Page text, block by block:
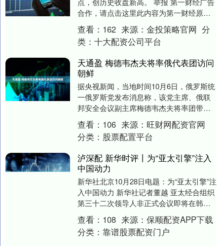
合作，请点击这里此内容为第一财经原
创，著作权归第一财经所有。未经第一
财....
查看： 162 来源： 金投策略官网 分
类： 十大配资公司平台
天通盈 梅德韦杰夫将率俄代表团访问
朝鲜
据央视新闻，当地时间10月6日，俄罗斯统
一俄罗斯党发布消息称，该党主席、俄联
邦安全会议副主席梅德韦杰夫将率团带领
统一俄罗斯党代表团访问朝鲜，参加朝鲜
劳动党建党8....
查看： 106 来源： 旺财网配资官网
分类： 股票配置平台
泸深配 新华时评丨为“亚太引擎”注入
中国动力
新华社北京10月28日电题：为“亚太引擎”注
入中国动力 新华社记者董越 亚太经合组织
第三十二次领导人非正式会议即将在韩国
庆州举行。在全球经济增长乏力、保护主
义逆....
查看： 108 来源： 保顺配资APP下载
分类： 靠谱股票配资门户